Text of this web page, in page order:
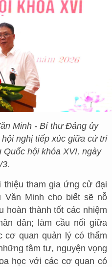
Minh - Bí thư Đảng ủy
nghị tiếp xúc giữa cử tri
hội khóa XVI, ngày
3.
tham gia ứng cử đại
Văn Minh cho biết sẽ nỗ
hoàn thành tốt các nhiệm
dân; làm cầu nối giữa
cơ quan quản lý có thẩm
tâm tư, nguyện vọng
học với các cơ quan có